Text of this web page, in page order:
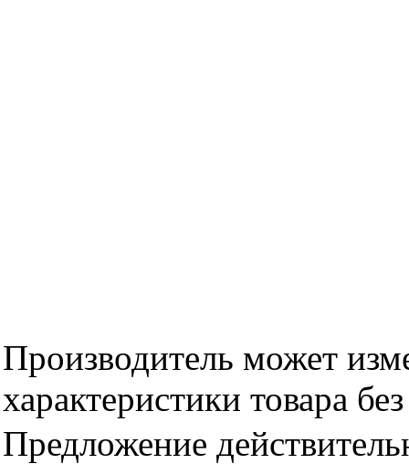
Производитель может
характеристики товара
Предложение